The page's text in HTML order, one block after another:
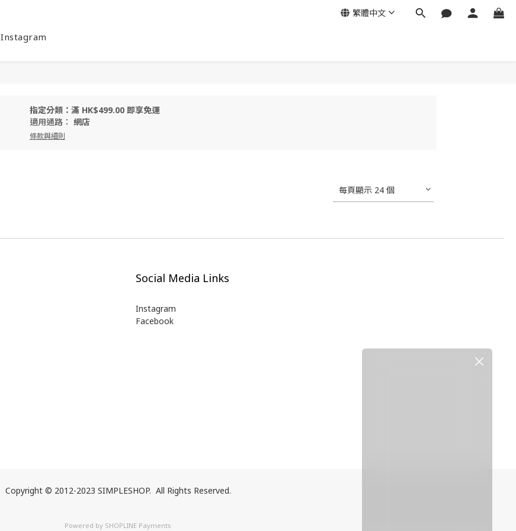
Instagram
繁體中文
指定分類：滿 HK$499.00 即享免運
適用通路： 網店
條款與細則
每頁顯示 24 個
Social Media Links
Instagram
Facebook
Copyright © 2012-2023 SIMPLESHOP. All Rights Reserved.
Powered by SHOPLINE Payments